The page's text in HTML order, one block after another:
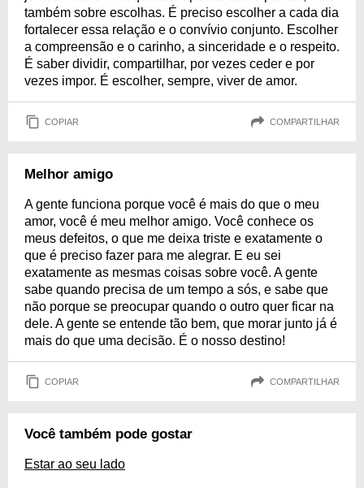
também sobre escolhas. É preciso escolher a cada dia
fortalecer essa relação e o convívio conjunto. Escolher
a compreensão e o carinho, a sinceridade e o respeito.
É saber dividir, compartilhar, por vezes ceder e por
vezes impor. É escolher, sempre, viver de amor.
COPIAR COMPARTILHAR
Melhor amigo
A gente funciona porque você é mais do que o meu
amor, você é meu melhor amigo. Você conhece os
meus defeitos, o que me deixa triste e exatamente o
que é preciso fazer para me alegrar. E eu sei
exatamente as mesmas coisas sobre você. A gente
sabe quando precisa de um tempo a sós, e sabe que
não porque se preocupar quando o outro quer ficar na
dele. A gente se entende tão bem, que morar junto já é
mais do que uma decisão. É o nosso destino!
COPIAR COMPARTILHAR
Você também pode gostar
Estar ao seu lado